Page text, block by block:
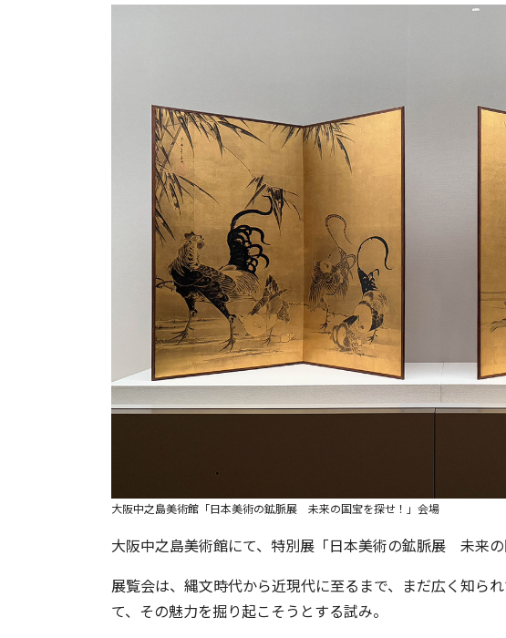
大阪中之島美術館「日本美術の鉱脈展 未来の国宝を探せ！」会場
大阪中之島美術館にて、特別展「日本美術の鉱脈展 未来の
展覧会は、縄文時代から近現代に至るまで、まだ広く知ら
て、その魅力を掘り起こそうとする試み。